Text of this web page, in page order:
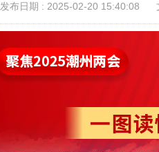
发布日期 : 2025-02-20 15:40:08